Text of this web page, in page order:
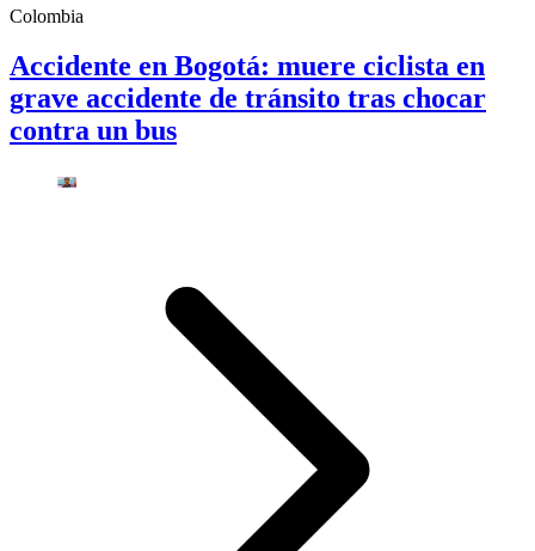
Colombia
Accidente en Bogotá: muere ciclista en
grave accidente de tránsito tras chocar
contra un bus